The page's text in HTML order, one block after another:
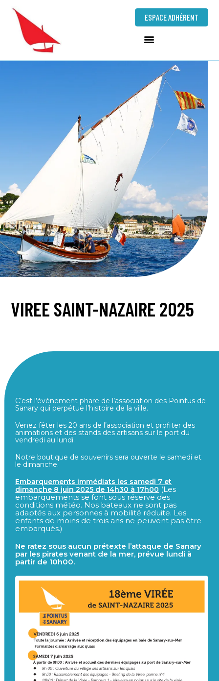
ESPACE ADHÉRENT
VIREE SAINT-NAZAIRE 2025
C’est l’événement phare de l’association des Pointus de
Sanary qui perpétue l’histoire de la ville.
Venez fêter les 20 ans de l’association et profiter des
animations et des stands des artisans sur le port du
vendredi au lundi.
Notre boutique de souvenirs sera ouverte le samedi et
le dimanche.
Embarquements immédiats les samedi 7 et
dimanche 8 juin 2025 de 14h30 à 17h00 (Les
embarquements se font sous réserve des
conditions météo. Nos bateaux ne sont pas
adaptés aux personnes à mobilité réduite. Les
enfants de moins de trois ans ne peuvent pas être
embarqués.)
Ne ratez sous aucun prétexte l’attaque de Sanary
par les pirates venant de la mer, prévue lundi à
partir de 10h00.